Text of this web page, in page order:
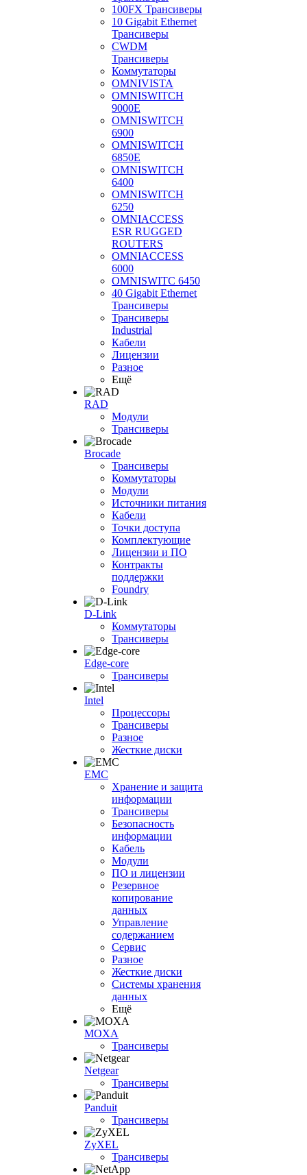
100FX Трансиверы
10 Gigabit Ethernet
Трансиверы
CWDM
Трансиверы
Коммутаторы
OMNIVISTA
OMNISWITCH
9000E
OMNISWITCH
6900
OMNISWITCH
6850E
OMNISWITCH
6400
OMNISWITCH
6250
OMNIACCESS
ESR RUGGED
ROUTERS
OMNIACCESS
6000
OMNISWITC 6450
40 Gigabit Ethernet
Трансиверы
Трансиверы
Industrial
Кабели
Лицензии
Разное
Ещё
RAD
Модули
Трансиверы
Brocade
Трансиверы
Коммутаторы
Модули
Источники питания
Кабели
Точки доступа
Комплектующие
Лицензии и ПО
Контракты
поддержки
Foundry
D-Link
Коммутаторы
Трансиверы
Edge-core
Трансиверы
Intel
Процессоры
Трансиверы
Разное
Жесткие диски
EMC
Хранение и защита
информации
Трансиверы
Безопасность
информации
Кабель
Модули
ПО и лицензии
Резервное
копирование
данных
Управление
содержанием
Сервис
Разное
Жесткие диски
Системы хранения
данных
Ещё
MOXA
Трансиверы
Netgear
Трансиверы
Panduit
Трансиверы
ZyXEL
Трансиверы